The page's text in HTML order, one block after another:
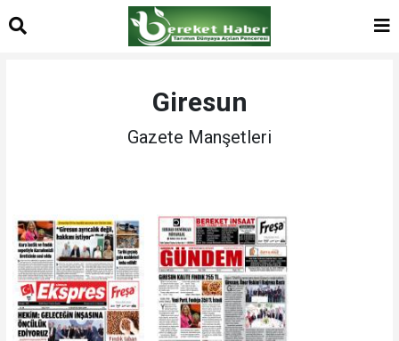
Giresun
Gazete Manşetleri